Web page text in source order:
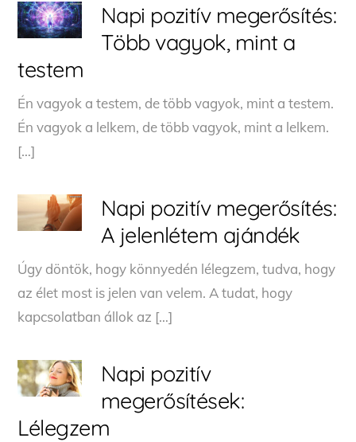
Napi pozitív megerősítés:
Több vagyok, mint a
testem
Én vagyok a testem, de több vagyok, mint a testem.
Én vagyok a lelkem, de több vagyok, mint a lelkem.
[…]
Napi pozitív megerősítés:
A jelenlétem ajándék
Úgy döntök, hogy könnyedén lélegzem, tudva, hogy
az élet most is jelen van velem. A tudat, hogy
kapcsolatban állok az […]
Napi pozitív
megerősítések:
Lélegzem